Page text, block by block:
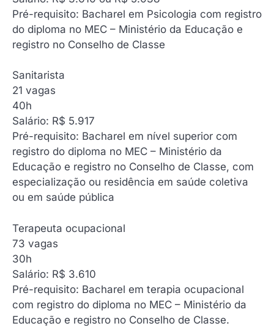
Pré-requisito: Bacharel em Psicologia com registro
do diploma no MEC – Ministério da Educação e
registro no Conselho de Classe
Sanitarista
‍21 vagas
40h
Salário: R$ 5.917
Pré-requisito: Bacharel em nível superior com
registro do diploma no MEC – Ministério da
Educação e registro no Conselho de Classe, com
especialização ou residência em saúde coletiva
ou em saúde pública
Terapeuta ocupacional
‍73 vagas
30h
Salário: R$ 3.610
Pré-requisito: Bacharel em terapia ocupacional
com registro do diploma no MEC – Ministério da
Educação e registro no Conselho de Classe.